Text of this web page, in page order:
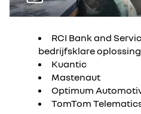
RCI Bank and
bedrijfsklare oplossing
Kuantic
Mastenaut
Optimum
TomTom